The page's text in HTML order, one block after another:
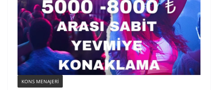
KONS MENAJERI